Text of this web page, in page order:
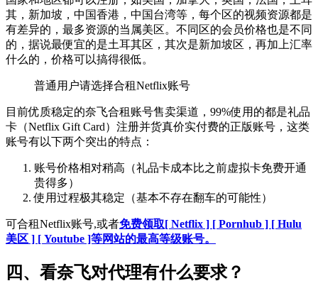
其，新加坡，中国香港，中国台湾等，每个区的视频资源都是
有差异的，最多资源的当属美区。不同区的会员价格也是不同
的，据说最便宜的是土耳其区，其次是新加坡区，再加上汇率
什么的，价格可以搞得很低。
普通用户请选择合租Netflix账号
目前优质稳定的奈飞合租账号售卖渠道，99%使用的都是礼品
卡（Netflix Gift Card）注册并货真价实付费的正版账号，这类
账号有以下两个突出的特点：
账号价格相对稍高（礼品卡成本比之前虚拟卡免费开通
贵得多）
使用过程极其稳定（基本不存在翻车的可能性）
可合租Netflix账号,或者免费领取[ Netflix ] [ Pornhub ] [ Hulu
美区 ] [ Youtube ]等网站的最高等级账号。
四、看奈飞对代理有什么要求？